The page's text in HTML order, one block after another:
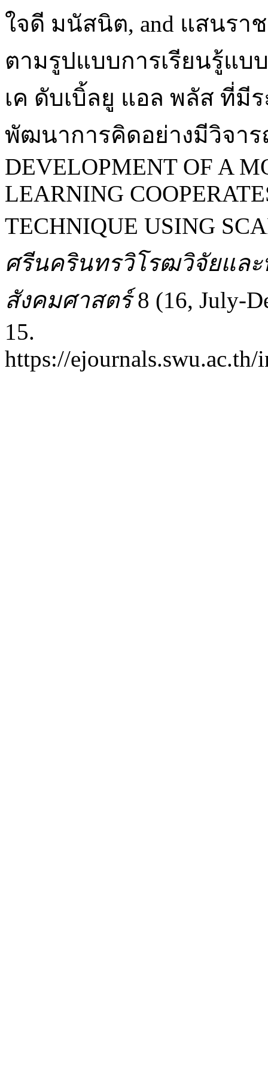
ใจดี มนัสนิต, and แสนรา
ตามรูปแบบการเรียนรู้แ
เค ดับเบิ้ลยู แอล พลัส ที่มี
พัฒนาการคิดอย่างมีวิจา
DEVELOPMENT OF A
LEARNING
TECHNIQUE USING
ศรีนครินทรวิโรฒวิจัยแล
สังคมศาสตร์8 (16, July-
15.
https://